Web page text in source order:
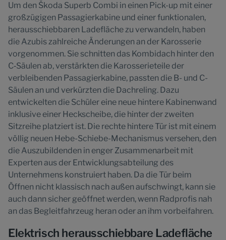
Um den Škoda Superb Combi in einen Pick-up mit einer
großzügigen Passagierkabine und einer funktionalen,
herausschiebbaren Ladefläche zu verwandeln, haben
die Azubis zahlreiche Änderungen an der Karosserie
vorgenommen. Sie schnitten das Kombidach hinter den
C‑Säulen ab, verstärkten die Karosserieteile der
verbleibenden Passagierkabine, passten die B- und C-
Säulen an und verkürzten die Dachreling. Dazu
entwickelten die Schüler eine neue hintere Kabinenwand
inklusive einer Heckscheibe, die hinter der zweiten
Sitzreihe platziert ist. Die rechte hintere Tür ist mit einem
völlig neuen Hebe-Schiebe-Mechanismus versehen, den
die Auszubildenden in enger Zusammenarbeit mit
Experten aus der Entwicklungsabteilung des
Unternehmens konstruiert haben. Da die Tür beim
Öffnen nicht klassisch nach außen aufschwingt, kann sie
auch dann sicher geöffnet werden, wenn Radprofis nah
an das Begleitfahrzeug heran oder an ihm vorbeifahren.
Elektrisch herausschiebbare Ladefläche